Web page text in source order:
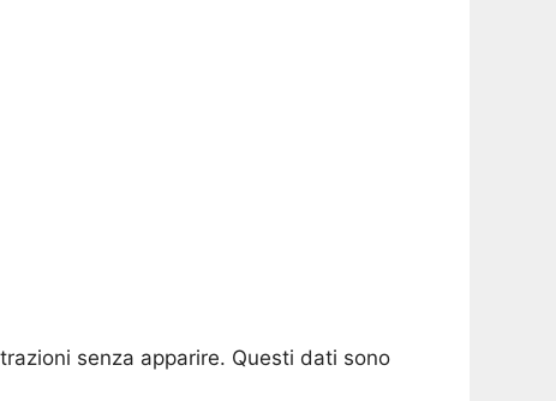
senza apparire. Questi dati sono